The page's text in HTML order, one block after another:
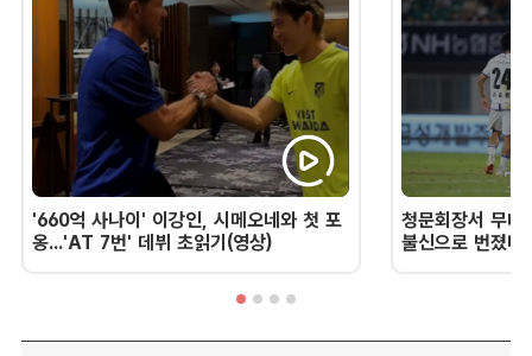
'660억 사나이' 이강인, 시메오네와 첫 포
옹...'AT 7번' 데뷔 초읽기(영상)
청문회장서 무너
불신으로 번졌